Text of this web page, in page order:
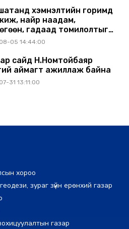
хэмнэлтийн горимд
найр наадам,
гадаад томилолтыг
05 14:44:00
сайд Н.Номтойбаяр
аймагт ажиллаж байна
31 13:11:00
хороо
зураг зүйн ерөнхий газар
газар